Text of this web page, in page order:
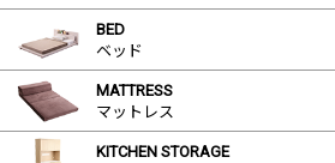
BED
ベッド
MATTRESS
マットレス
KITCHEN STORAGE